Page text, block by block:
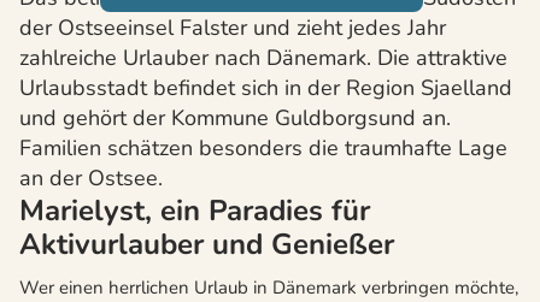
der Ostseeinsel Falster und zieht jedes Jahr
zahlreiche Urlauber nach Dänemark. Die attraktive
Urlaubsstadt befindet sich in der Region Sjaelland
und gehört der Kommune Guldborgsund an.
Familien schätzen besonders die traumhafte Lage
an der Ostsee.
Marielyst, ein Paradies für
Aktivurlauber und Genießer
Wer einen herrlichen Urlaub in Dänemark verbringen möchte,